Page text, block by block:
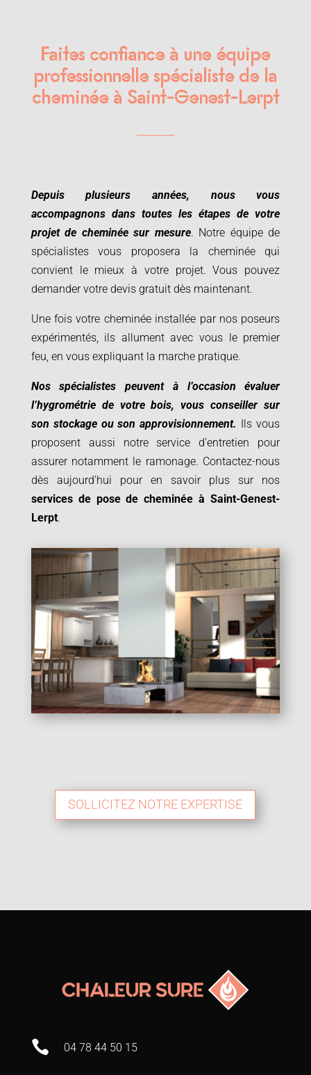
Faites confiance à une équipe
professionnelle spécialiste de la
cheminée à Saint-Genest-Lerpt
Depuis plusieurs années, nous vous
accompagnons dans toutes les étapes de votre
projet de cheminée sur mesure. Notre équipe de
spécialistes vous proposera la cheminée qui
convient le mieux à votre projet.Vous pouvez
demander votre devis gratuit dès maintenant.
Une fois votre cheminée installée par nos poseurs
expérimentés, ils allument avec vous le premier
feu, en vous expliquant la marche pratique.
Nos spécialistes peuvent à l’occasion évaluer
l’hygrométrie de votre bois, vous conseiller sur
son stockage ou son approvisionnement. Ils vous
proposent aussi notre service d’entretien pour
assurer notamment le ramonage. Contactez-nous
dès aujourd’hui pour en savoir plus sur nos
services de pose de cheminée à Saint-Genest-
Lerpt.
SOLLICITEZ NOTRE EXPERTISE
 04 78 44 50 15